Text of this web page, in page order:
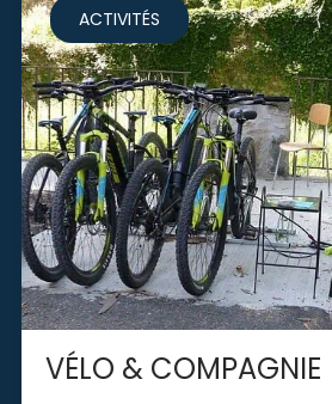
ACTIVITÉS
VÉLO & COMPAGNIE